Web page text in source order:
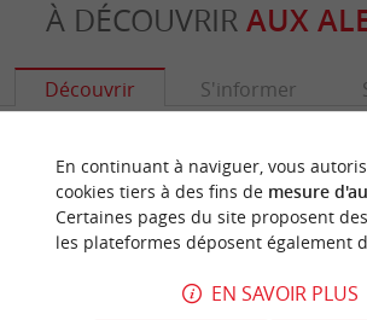
À DÉCOUVRIR AUX
Découvrir S'informer
En continuant à naviguer, vous
cookies tiers à des fins de mesure
Certaines pages du site proposent des
les plateformes déposent également
EN SAVOIR PLUS